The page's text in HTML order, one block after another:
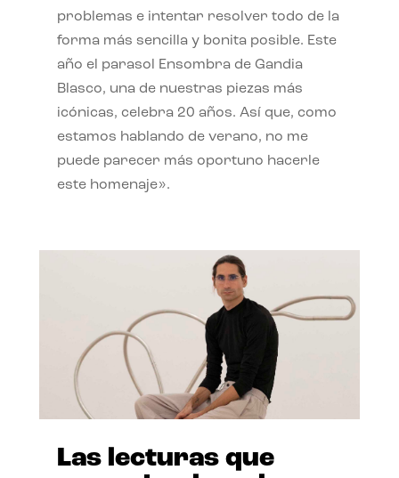
problemas e intentar resolver todo de la
forma más sencilla y bonita posible. Este
año el parasol Ensombra de Gandia
Blasco, una de nuestras piezas más
icónicas, celebra 20 años. Así que, como
estamos hablando de verano, no me
puede parecer más oportuno hacerle
este homenaje».
Las lecturas que